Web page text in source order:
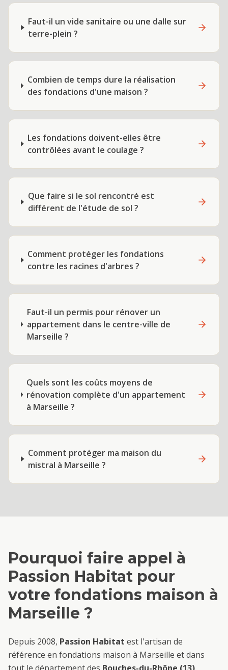
Faut-il un vide sanitaire ou une dalle sur
terre-plein ?
Combien de temps dure la réalisation
des fondations d'une maison ?
Les fondations doivent-elles être
contrôlées avant le coulage ?
Que faire si le sol rencontré est
différent de l'étude de sol ?
Comment protéger les fondations
contre les racines d'arbres ?
Faut-il un permis pour rénover un
appartement dans le centre-ville de
Marseille ?
Quels sont les coûts moyens de
rénovation complète d'un appartement
à Marseille ?
Comment protéger ma maison du
mistral à Marseille ?
Pourquoi faire appel à
Passion Habitat pour
votre fondations maison à
Marseille ?
Depuis 2008, Passion Habitat est l'artisan de
référence en fondations maison à Marseille et dans